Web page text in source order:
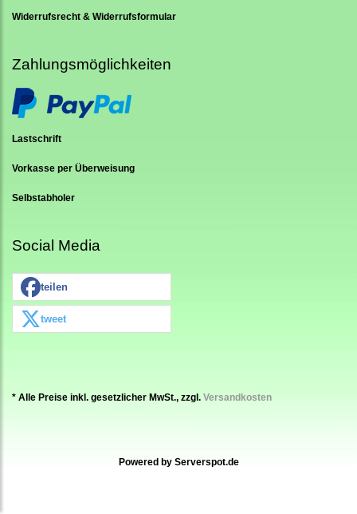
Widerrufsrecht & Widerrufsformular
Zahlungsmöglichkeiten
Lastschrift
Vorkasse per Überweisung
Selbstabholer
Social Media
teilen
tweet
* Alle Preise inkl. gesetzlicher MwSt., zzgl. Versandkosten
Powered by Serverspot.de